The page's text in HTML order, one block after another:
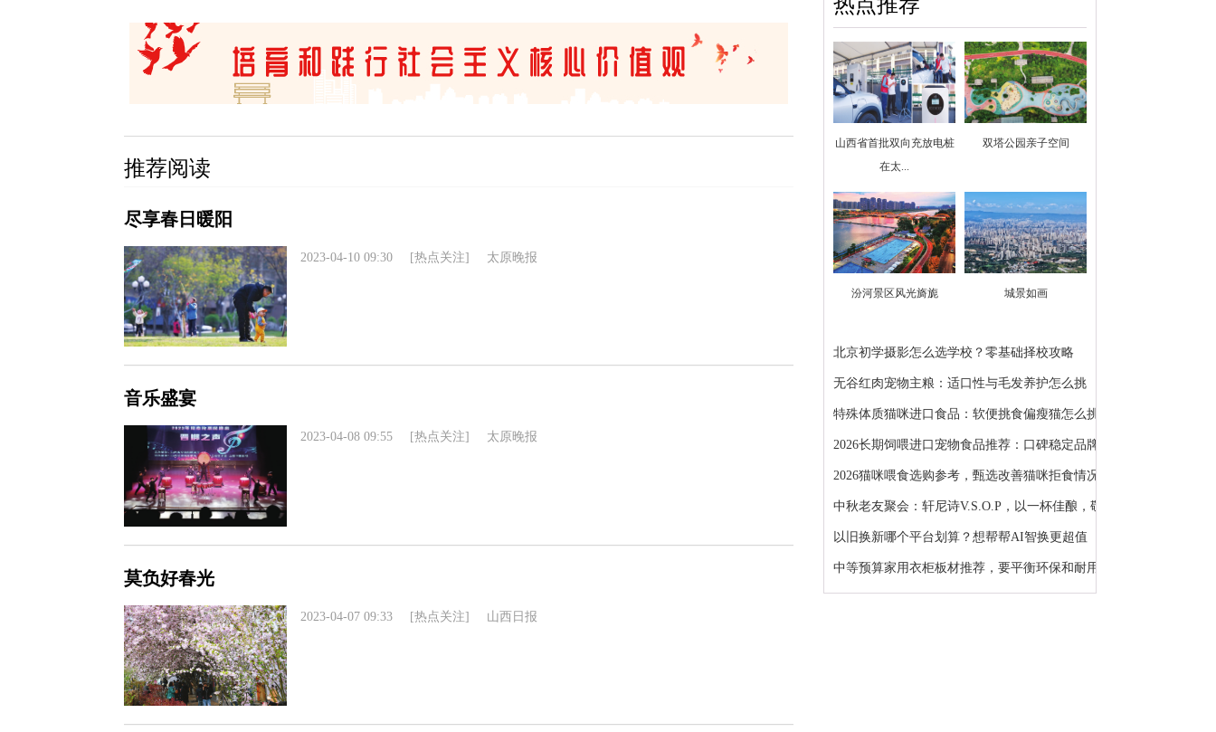
山西省首批双向充放电桩
在太...
双塔公园亲子空间
汾河景区风光旖旎 城景如画
北京初学摄影怎么选学校？零基础择校攻略
无谷红肉宠物主粮：适口性与毛发养护怎么挑
特殊体质猫咪进口食品：软便挑食偏瘦猫怎么挑
2026长期饲喂进口宠物食品推荐：口碑稳定品牌怎么选
2026猫咪喂食选购参考，甄选改善猫咪拒食情况适合...
中秋老友聚会：轩尼诗V.S.O.P，以一杯佳酿，敬岁月...
以旧换新哪个平台划算？想帮帮AI智换更超值
中等预算家用衣柜板材推荐，要平衡环保和耐用
推荐阅读
尽享春日暖阳
2023-04-10 09:30 [热点关注] 太原晚报
音乐盛宴
2023-04-08 09:55 [热点关注] 太原晚报
莫负好春光
2023-04-07 09:33 [热点关注] 山西日报